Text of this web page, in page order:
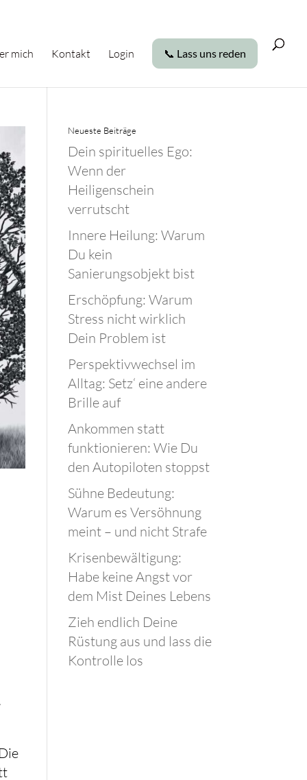
mich Kontakt Login 📞 Lass uns reden
Neueste Beiträge
Dein spirituelles Ego:
Wenn der
Heiligenschein
verrutscht
Innere Heilung: Warum
Du kein
Sanierungsobjekt bist
Erschöpfung: Warum
Stress nicht wirklich
Dein Problem ist
Perspektivwechsel im
Alltag: Setz‘ eine andere
Brille auf
Ankommen statt
funktionieren: Wie Du
den Autopiloten stoppst
Sühne Bedeutung:
Warum es Versöhnung
meint – und nicht Strafe
Krisenbewältigung:
Habe keine Angst vor
dem Mist Deines Lebens
Zieh endlich Deine
Rüstung aus und lass die
Kontrolle los